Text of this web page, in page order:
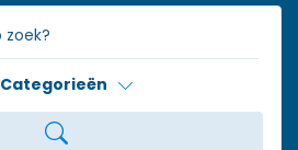
Categorieën